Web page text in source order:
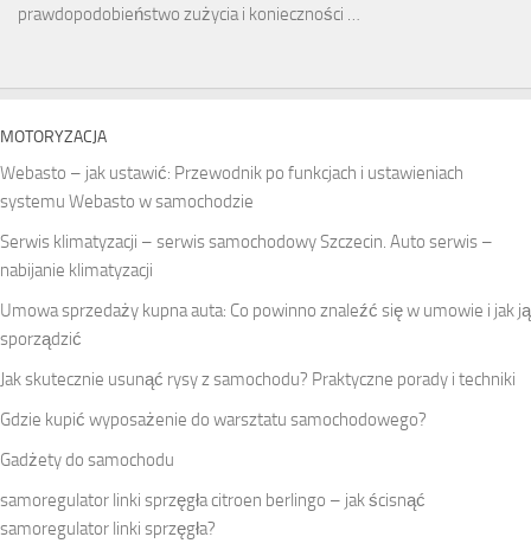
prawdopodobieństwo zużycia i konieczności …
MOTORYZACJA
Webasto – jak ustawić: Przewodnik po funkcjach i ustawieniach
systemu Webasto w samochodzie
Serwis klimatyzacji – serwis samochodowy Szczecin. Auto serwis –
nabijanie klimatyzacji
Umowa sprzedaży kupna auta: Co powinno znaleźć się w umowie i jak ją
sporządzić
Jak skutecznie usunąć rysy z samochodu? Praktyczne porady i techniki
Gdzie kupić wyposażenie do warsztatu samochodowego?
Gadżety do samochodu
samoregulator linki sprzęgła citroen berlingo – jak ścisnąć
samoregulator linki sprzęgła?